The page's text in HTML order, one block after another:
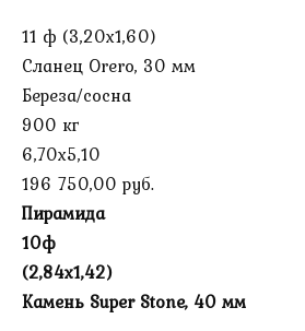
11 ф (3,20х1,60)
Сланец Orero, 30 мм
Береза/сосна
900 кг
6,70х5,10
196 750,00 руб.
Пирамида
10ф
(2,84х1,42)
Камень Super Stone, 40 мм